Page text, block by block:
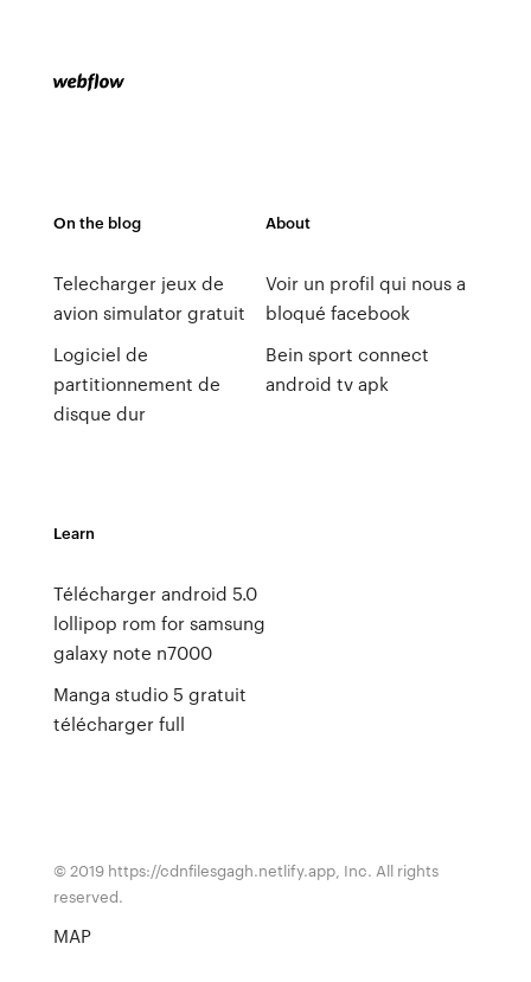
On the blog
Telecharger jeux de
avion simulator gratuit
Logiciel de
partitionnement de
disque dur
About
Voir un profil qui nous a
bloqué facebook
Bein sport connect
android tv apk
Learn
Télécharger android 5.0
lollipop rom for samsung
galaxy note n7000
Manga studio 5 gratuit
télécharger full
© 2019 https://cdnfilesgagh.netlify.app, Inc. All rights
reserved.
MAP